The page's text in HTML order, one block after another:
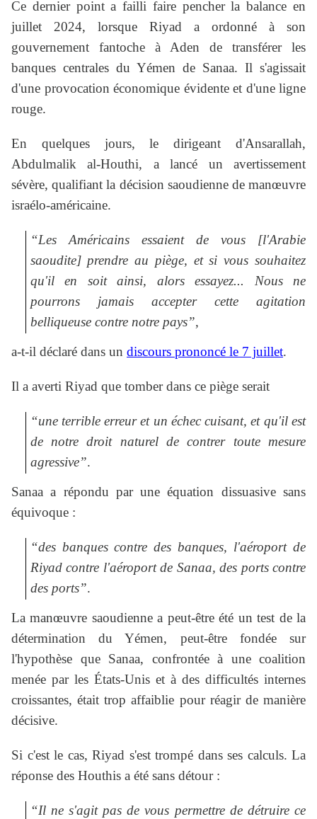
Ce dernier point a failli faire pencher la balance en
juillet 2024, lorsque Riyad a ordonné à son
gouvernement fantoche à Aden de transférer les
banques centrales du Yémen de Sanaa. Il s'agissait
d'une provocation économique évidente et d'une ligne
rouge.
En quelques jours, le dirigeant d'Ansarallah,
Abdulmalik al-Houthi, a lancé un avertissement
sévère, qualifiant la décision saoudienne de manœuvre
israélo-américaine.
“Les Américains essaient de vous [l'Arabie
saoudite] prendre au piège, et si vous souhaitez
qu'il en soit ainsi, alors essayez... Nous ne
pourrons jamais accepter cette agitation
belliqueuse contre notre pays”,
a-t-il déclaré dans un discours prononcé le 7 juillet.
Il a averti Riyad que tomber dans ce piège serait
“une terrible erreur et un échec cuisant, et qu'il est
de notre droit naturel de contrer toute mesure
agressive”.
Sanaa a répondu par une équation dissuasive sans
équivoque :
“des banques contre des banques, l'aéroport de
Riyad contre l'aéroport de Sanaa, des ports contre
des ports”.
La manœuvre saoudienne a peut-être été un test de la
détermination du Yémen, peut-être fondée sur
l'hypothèse que Sanaa, confrontée à une coalition
menée par les États-Unis et à des difficultés internes
croissantes, était trop affaiblie pour réagir de manière
décisive.
Si c'est le cas, Riyad s'est trompé dans ses calculs. La
réponse des Houthis a été sans détour :
“Il ne s'agit pas de vous permettre de détruire ce